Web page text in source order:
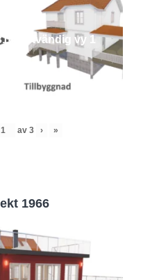
- Utvändig vy 1
av 3 › »
1966